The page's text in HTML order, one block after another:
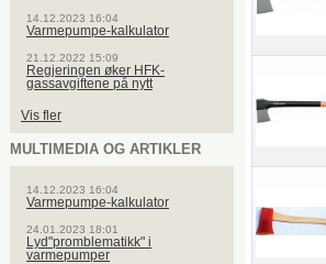
14.12.2023 16:04
Varmepumpe-kalkulator
21.12.2022 15:09
Regjeringen øker HFK-
gassavgiftene på nytt
Vis fler
MULTIMEDIA OG ARTIKLER
14.12.2023 16:04
Varmepumpe-kalkulator
24.01.2023 18:01
Lyd"promblematikk" i
varmepumper